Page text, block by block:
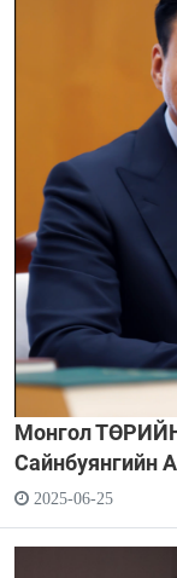
Монгол
2025-06-25